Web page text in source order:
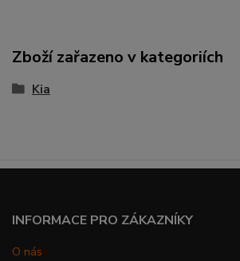
Zboží zařazeno v kategoriích
Kia
INFORMACE PRO ZÁKAZNÍKY
O nás